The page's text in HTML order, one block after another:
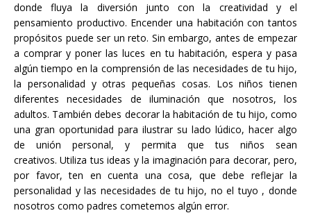
donde fluya la diversión junto con la creatividad y el
pensamiento productivo. Encender una habitación con tantos
propósitos puede ser un reto. Sin embargo, antes de empezar
a comprar y poner las luces en tu habitación, espera y pasa
algún tiempo en la comprensión de las necesidades de tu hijo,
la personalidad y otras pequeñas cosas. Los niños tienen
diferentes necesidades de iluminación que nosotros, los
adultos. También debes decorar la habitación de tu hijo, como
una gran oportunidad para ilustrar su lado lúdico, hacer algo
de unión personal, y permita que tus niños sean
creativos. Utiliza tus ideas y la imaginación para decorar, pero,
por favor, ten en cuenta una cosa, que debe reflejar la
personalidad y las necesidades de tu hijo, no el tuyo , donde
nosotros como padres cometemos algún error.